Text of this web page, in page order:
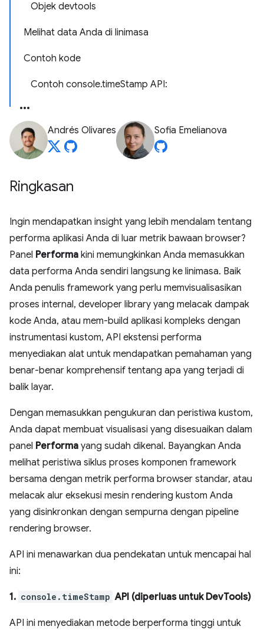
Objek devtools
Melihat data Anda di linimasa
Contoh kode
Contoh console.timeStamp API:
Andrés Olivares Sofia Emelianova
Ringkasan
Ingin mendapatkan insight yang lebih mendalam tentang
performa aplikasi Anda di luar metrik bawaan browser?
Panel Performa kini memungkinkan Anda memasukkan
data performa Anda sendiri langsung ke linimasa. Baik
Anda penulis framework yang perlu memvisualisasikan
proses internal, developer library yang melacak dampak
kode Anda, atau mem-build aplikasi kompleks dengan
instrumentasi kustom, API ekstensi performa
menyediakan alat untuk mendapatkan pemahaman yang
benar-benar komprehensif tentang apa yang terjadi di
balik layar.
Dengan memasukkan pengukuran dan peristiwa kustom,
Anda dapat membuat visualisasi yang disesuaikan dalam
panel Performa yang sudah dikenal. Bayangkan Anda
melihat peristiwa siklus proses komponen framework
bersama dengan metrik performa browser standar, atau
melacak alur eksekusi mesin rendering kustom Anda
yang disinkronkan dengan sempurna dengan pipeline
rendering browser.
API ini menawarkan dua pendekatan untuk mencapai hal
ini:
1. console.timeStamp API (diperluas untuk DevTools)
API ini menyediakan metode berperforma tinggi untuk